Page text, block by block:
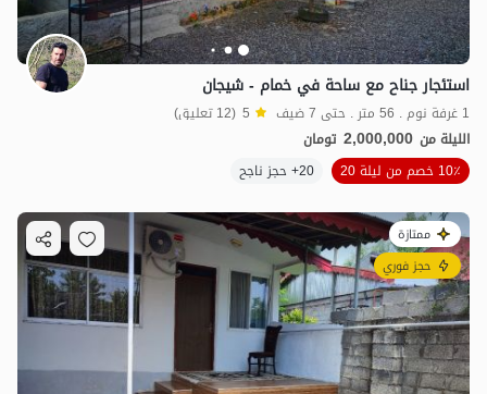
4.05مليون ت 4.8
استئجار جناح مع ساحة في خمام - شيجان
1 غرفة نوم . 56 متر . حتى 7 ضيف 5 (12 تعليق)
الليلة من 2,000,000 تومان
10٪ خصم من ليلة 20
20+ حجز ناجح
ممتازة
حجز فوري